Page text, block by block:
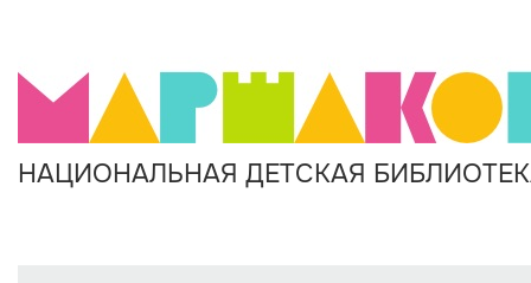
НАЦИОНАЛЬНАЯ ДЕТСКАЯ